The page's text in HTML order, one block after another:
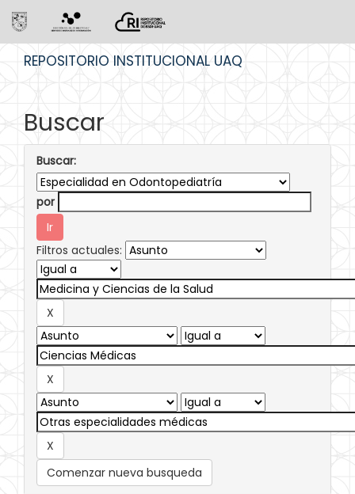
REPOSITORIO INSTITUCIONAL UAQ
Buscar
Buscar:
por
Filtros actuales:
Comenzar nueva busqueda